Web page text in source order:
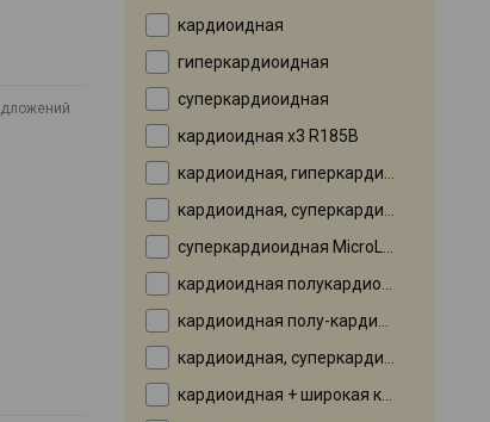
кардиоидная
гиперкардиоидная
суперкардиоидная
кардиоидная х3 R185B
кардиоидная, гиперкардиоидная
кардиоидная, суперкардиоидная
суперкардиоидная MicroLine
кардиоидная полукардиоидная
кардиоидная полу-кардиоидный
кардиоидная, суперкардиоидная, гиперкардиоидная
кардиоидная + широкая кардиоидная , гиперкардиоидная